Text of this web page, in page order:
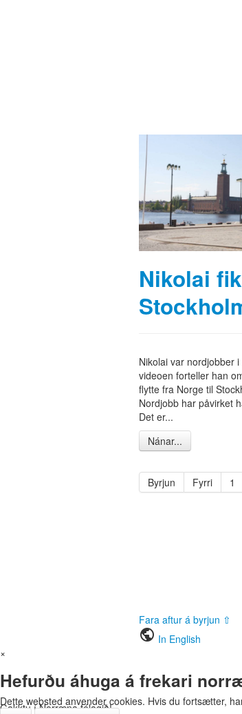
Nikolai
Nikolai var nordjobber
videoen forteller han
flytte fra Norge til
Nordjobb har påvirket
Det er...
Nánar...
Byrjun Fyrri 1
Fara aftur á byrjun ⇧
public In English
×
Hefurðu áhuga á frekari
Gakktu í Norræna félagið!
Dette websted anvender cookies. Hvis du fortsætter,